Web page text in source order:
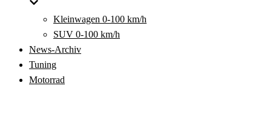
Kleinwagen 0-100 km/h
SUV 0-100 km/h
News-Archiv
Tuning
Motorrad